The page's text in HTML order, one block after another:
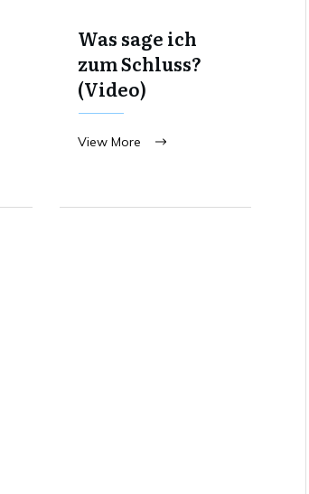
Was sage ich
zum Schluss?
(Video)
View More